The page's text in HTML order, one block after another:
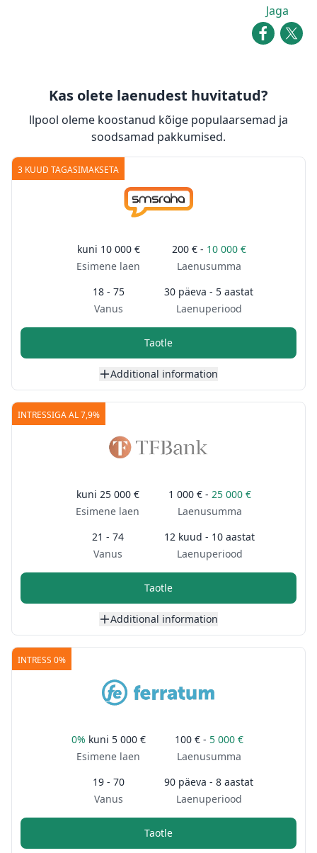
Jaga
Kas olete laenudest huvitatud?
llpool oleme koostanud kõige populaarsemad ja
soodsamad pakkumised.
3 KUUD TAGASIMAKSETA
kuni 10 000 €
Esimene laen
200 € - 10 000 €
Laenusumma
18 - 75
Vanus
30 päeva - 5 aastat
Laenuperiood
Taotle
Additional information
INTRESSIGA AL 7,9%
kuni 25 000 €
Esimene laen
1 000 € - 25 000 €
Laenusumma
21 - 74
Vanus
12 kuud - 10 aastat
Laenuperiood
Taotle
Additional information
INTRESS 0%
0% kuni 5 000 €
Esimene laen
100 € - 5 000 €
Laenusumma
19 - 70
Vanus
90 päeva - 8 aastat
Laenuperiood
Taotle